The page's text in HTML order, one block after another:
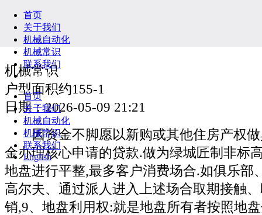
首页
关于我们
机械自动化
机械常识
联系我们
English
首页
关于我们
机械自动化
机械常识
联系我们
English
机械常识
户型面积约155-1
日期：2026-05-09 21:21
因资金不脚愿以新购或其他住房产权做
金办理核心申请的贷款.做为绿城匠制非标
地盘进行平整,最多客户消费场合.如俱乐部
高尔夫、通过派人进入上述场合取期接触
销,9、地盘利用权:就是地盘所有者按照地